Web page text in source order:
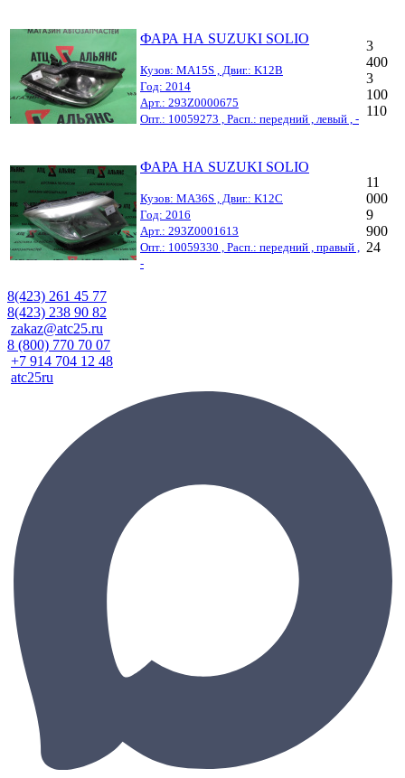
ФАРА НА SUZUKI SOLIO
Кузов: MA15S , Двиг.: K12B
Год: 2014
Арт.: 293Z0000675
Опт.: 10059273 , Расп.: передний , левый , -
3
400
3
100
110
ФАРА НА SUZUKI SOLIO
Кузов: MA36S , Двиг.: K12C
Год: 2016
Арт.: 293Z0001613
Опт.: 10059330 , Расп.: передний , правый ,
-
11
000
9
900
24
8(423) 261 45 77
8(423) 238 90 82
zakaz@atc25.ru
8 (800) 770 70 07
+7 914 704 12 48
atc25ru